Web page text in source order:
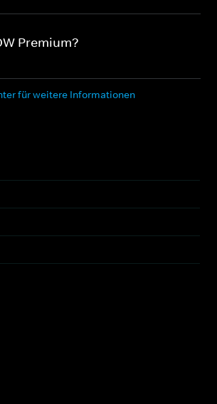
Premium?
für weitere Informationen